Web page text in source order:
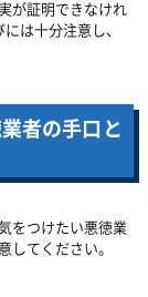
が証明できなけれ
は十分注意し、
者の手口と
をつけたい悪徳業
てください。